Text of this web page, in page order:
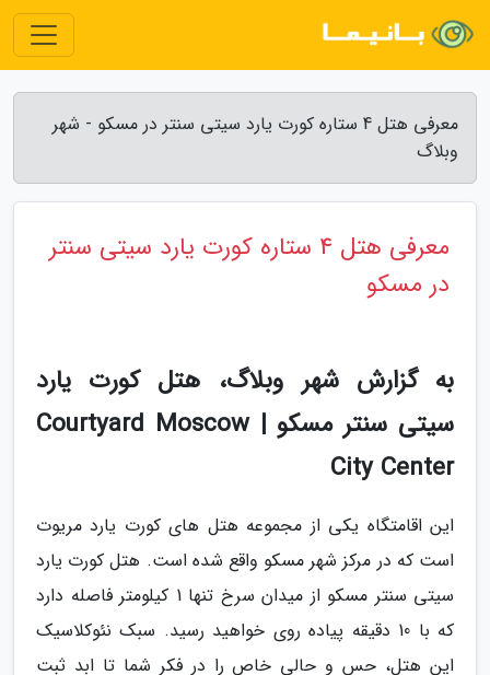
معرفی هتل 4 ستاره کورت یارد سیتی سنتر در مسکو - شهر
وبلاگ
معرفی هتل 4 ستاره کورت یارد سیتی سنتر
در مسکو
به گزارش شهر وبلاگ، هتل کورت یارد
سیتی سنتر مسکو | Courtyard Moscow
City Center
این اقامتگاه یکی از مجموعه هتل های کورت یارد مریوت
است که در مرکز شهر مسکو واقع شده است. هتل کورت یارد
سیتی سنتر مسکو از میدان سرخ تنها 1 کیلومتر فاصله دارد
که با 10 دقیقه پیاده روی خواهید رسید. سبک نئوکلاسیک
این هتل، حس و حالی خاص را در فکر شما تا ابد ثبت